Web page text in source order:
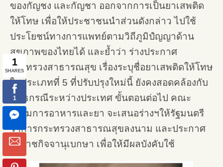
ของกัญชง และกัญชา ออกจากการเป็นยาเสพติด
ให้โทษ เพื่อให้ประชาชนนำส่วนดังกล่าว ไปใช้
ประโยชน์ทางการแพทย์ตามวิถีภูมิปํญญาด้าน
สุขภาพของไทยได้ และย้ำว่า ร่างประกาศ
กระทรวงสาธารณสุข เรื่องระบุชื่อยาเสพติดให้โทษ
ในประเภทที่ 5 ที่ปรับปรุงใหม่นี้ ยังคงสอดคล้องกับ
พันธกรณีระหว่างประเทศ ขั้นตอนต่อไป คณะ
กรรมการอาหารและยา จะเสนอร่างฯให้รัฐมนตรี
ว่าการกระทรวงสาธารณสุขลงนาม และประกาศ
ในราชกิจจานุเบกษา เพื่อให้มีผลบังคับใช้